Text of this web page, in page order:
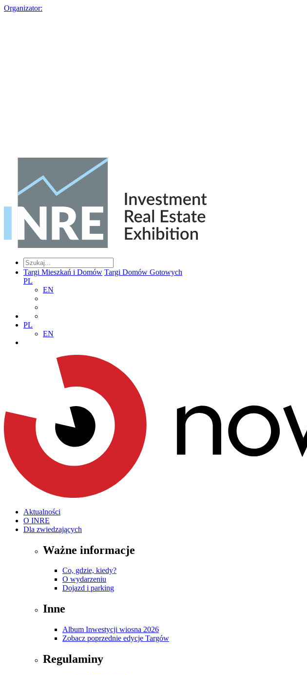
Organizator:
Targi Mieszkań i Domów Targi Domów Gotowych
PL
EN
PL
EN
Aktualności
O INRE
Dla zwiedzających
Ważne informacje
Co, gdzie, kiedy?
O wydarzeniu
Dojazd i parking
Inne
Album Inwestycji wiosna 2026
Zobacz poprzednie edycje Targów
Regulaminy